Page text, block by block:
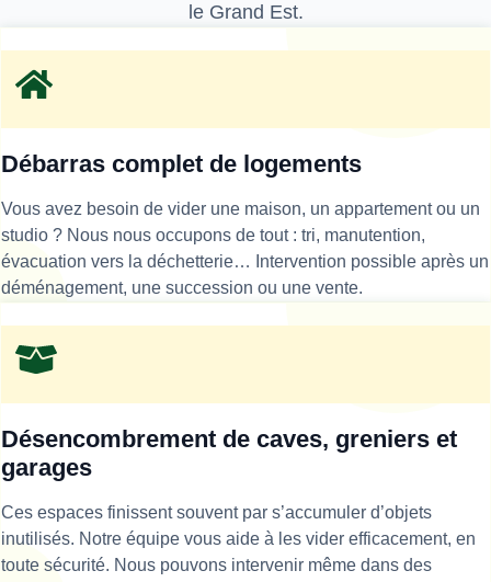
le Grand Est.
Débarras complet de logements
Vous avez besoin de vider une maison, un appartement ou un
studio ? Nous nous occupons de tout : tri, manutention,
évacuation vers la déchetterie… Intervention possible après un
déménagement, une succession ou une vente.
Désencombrement de caves, greniers et
garages
Ces espaces finissent souvent par s’accumuler d’objets
inutilisés. Notre équipe vous aide à les vider efficacement, en
toute sécurité. Nous pouvons intervenir même dans des